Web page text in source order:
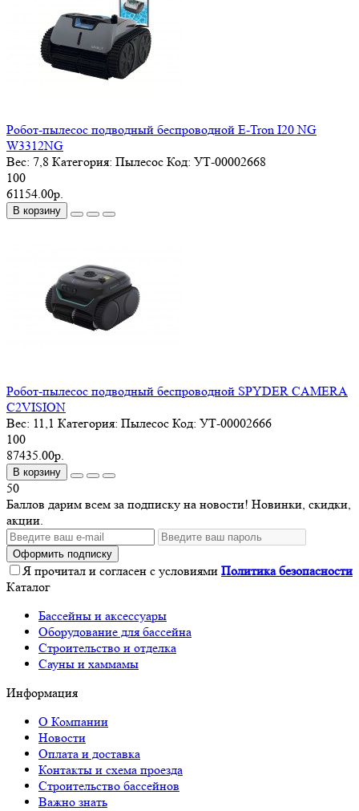
Робот-пылесос подводный беспроводной E-Tron I20 NG
W3312NG
Вес: 7,8 Категория: Пылесос Код: УТ-00002668
100
61154.00р.
В корзину
Робот-пылесос подводный беспроводной SPYDER CAMERA
C2VISION
Вес: 11,1 Категория: Пылесос Код: УТ-00002666
100
87435.00р.
В корзину
50
Баллов дарим всем за подписку на новости! Новинки, скидки,
акции.
Оформить подписку
Я прочитал и согласен с условиями Политика безопасности
Каталог
Бассейны и аксессуары
Оборудование для бассейна
Строительство и отделка
Сауны и хаммамы
Информация
О Компании
Новости
Оплата и доставка
Контакты и схема проезда
Строительство бассейнов
Важно знать